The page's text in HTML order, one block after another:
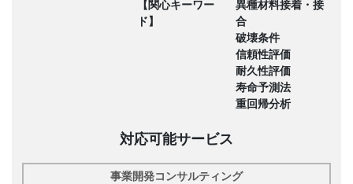
【関心キーワー
ド】
異種材料接着・接
合
破壊条件
信頼性評価
耐久性評価
寿命予測法
重回帰分析
対応可能サービス
事業開発コンサルティング